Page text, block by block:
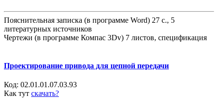
Пояснительная записка (в программе Word) 27 с., 5
литературных источников
Чертежи (в программе Компас 3Dv) 7 листов, спецификация
Проектирование привода для цепной передачи
Код: 02.01.01.07.03.93
Как тут скачать?